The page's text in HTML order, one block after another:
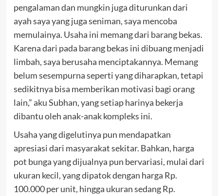
pengalaman dan mungkin juga diturunkan dari
ayah saya yang juga seniman, saya mencoba
memulainya. Usaha ini memang dari barang bekas.
Karena dari pada barang bekas ini dibuang menjadi
limbah, saya berusaha menciptakannya. Memang
belum sesempurna seperti yang diharapkan, tetapi
sedikitnya bisa memberikan motivasi bagi orang
lain,” aku Subhan, yang setiap harinya bekerja
dibantu oleh anak-anak kompleks ini.
Usaha yang digelutinya pun mendapatkan
apresiasi dari masyarakat sekitar. Bahkan, harga
pot bunga yang dijualnya pun bervariasi, mulai dari
ukuran kecil, yang dipatok dengan harga Rp.
100.000 per unit, hingga ukuran sedang Rp.